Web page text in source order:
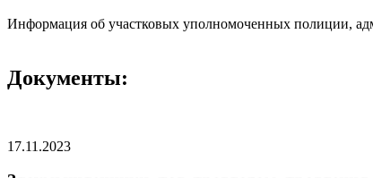
Информация об участковых уполномоченных полиции,
Документы:
17.11.2023